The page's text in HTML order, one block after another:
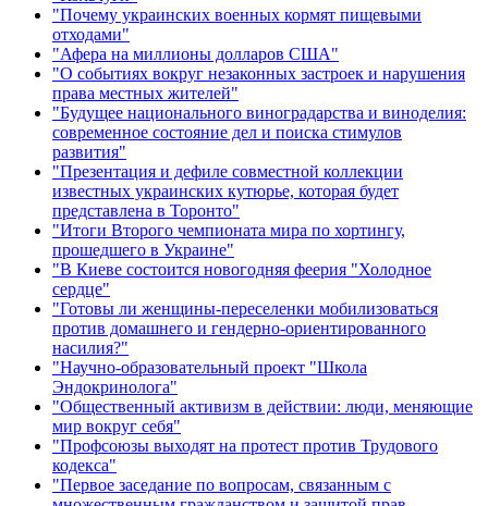
"Почему украинских военных кормят пищевыми
отходами"
"Афера на миллионы долларов США"
"О событиях вокруг незаконных застроек и нарушения
права местных жителей"
"Будущее национального виноградарства и виноделия:
современное состояние дел и поиска стимулов
развития"
"Презентация и дефиле совместной коллекции
известных украинских кутюрье, которая будет
представлена в Торонто"
"Итоги Второго чемпионата мира по хортингу,
прошедшего в Украине"
"В Киеве состоится новогодняя феерия "Холодное
сердце"
"Готовы ли женщины-переселенки мобилизоваться
против домашнего и гендерно-ориентированного
насилия?"
"Научно-образовательный проект "Школа
Эндокринолога"
"Общественный активизм в действии: люди, меняющие
мир вокруг себя"
"Профсоюзы выходят на протест против Трудового
кодекса"
"Первое заседание по вопросам, связанным с